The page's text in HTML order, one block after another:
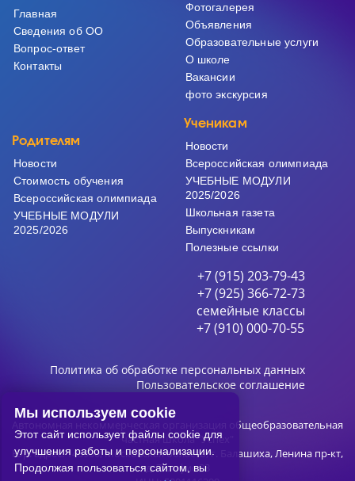
Мы используем cookie
Этот сайт использует файлы cookie для
улучшения работы и персонализации.
Продолжая пользоваться сайтом, вы
Главная
Сведения об ОО
Вопрос-ответ
Контакты
Фотогалерея
Объявления
Образовательные услуги
О школе
Вакансии
фото экскурсия
Родителям
Новости
Cтоимость обучения
Всероссийская олимпиада
УЧЕБНЫЕ МОДУЛИ
2025/2026
Ученикам
Новости
Всероссийская олимпиада
УЧЕБНЫЕ МОДУЛИ
2025/2026
Школьная газета
Выпускникам
Полезные ссылки
+7 (915) 203-79-43
+7 (925) 366-72-73
семейные классы
+7 (910) 000-70-55
Политика об обработке персональных данных
Пользовательское соглашение
Автономная некоммерческая организация общеобразовательная
частная школа "Успех"
Юр. адрес: 143900, Московская область, г. Балашиха, Ленина пр-кт,
д. 75, офис 33